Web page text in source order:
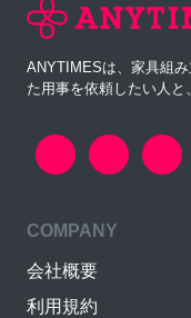
ANYTIMESは、家具組
た用事を依頼したい人と
COMPANY
会社概要
利用規約